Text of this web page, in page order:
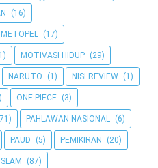
(16)
METOPEL (17)
MOTIVASI HIDUP (29)
NARUTO (1) NISI REVIEW (1)
ONE PIECE (3)
PAHLAWAN NASIONAL (6)
PAUD (5) PEMIKIRAN (20)
(87)